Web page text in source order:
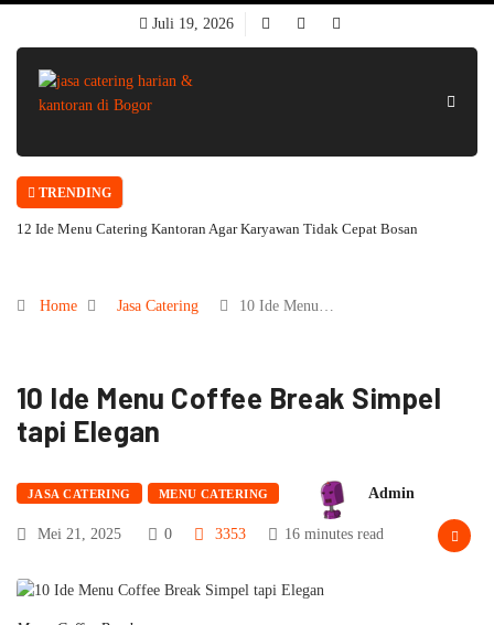
Juli 19, 2026
TRENDING
12 Ide Menu Catering Kantoran Agar Karyawan Tidak Cepat Bosan
Home Jasa Catering 10 Ide Menu…
10 Ide Menu Coffee Break Simpel
tapi Elegan
JASA CATERING MENU CATERING Admin
Mei 21, 2025 0 3353 16 minutes read